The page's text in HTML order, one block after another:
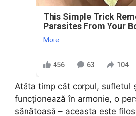
This Simple Trick
Parasites From Your
More
456 63 104
Atâta timp cât corpul, sufletul
funcționează în armonie, o
sănătoasă – aceasta este